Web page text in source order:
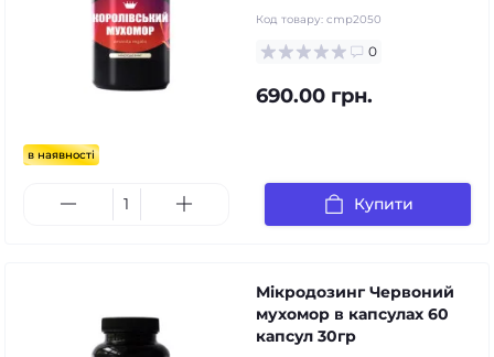
в наявності
Код товару: cmp2050
0
690.00 грн.
Купити
Мікродозинг Червоний
мухомор в капсулах 60
капсул 30гр